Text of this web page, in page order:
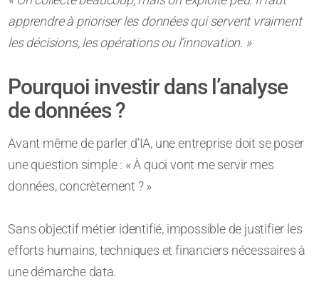
apprendre à prioriser les données qui servent vraiment
les décisions, les opérations ou l’innovation. »
Pourquoi investir dans l’analyse
de données ?
Avant même de parler d’IA, une entreprise doit se poser
une question simple : « À quoi vont me servir mes
données, concrètement ? »
Sans objectif métier identifié, impossible de justifier les
efforts humains, techniques et financiers nécessaires à
une démarche data.